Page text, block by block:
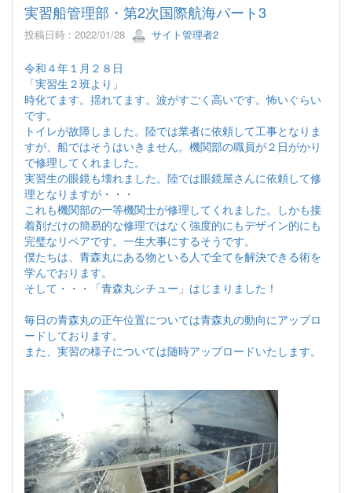
実習船管理部・第2次国際航海パート3
投稿日時 : 2022/01/28 サイト管理者2
令和４年１月２８日
「実習生２班より」
時化てます。揺れてます。波がすごく高いです。怖いぐらい
です。
トイレが故障しました。陸では業者に依頼して工事となりま
すが、船ではそうはいきません。機関部の職員が２日がかり
で修理してくれました。
実習生の眼鏡も壊れました。陸では眼鏡屋さんに依頼して修
理となりますが・・・
これも機関部の一等機関士が修理してくれました。しかも接
着剤だけの簡易的な修理ではなく強度的にもデザイン的にも
完璧なリペアです。一生大事にするそうです。
僕たちは、青森丸にある物といる人で全てを解決できる術を
学んでおります。
そして・・・「青森丸シチュー」はじまりました！
毎日の青森丸の正午位置については青森丸の動向にアップロ
ードしております。
また、実習の様子については随時アップロードいたします。